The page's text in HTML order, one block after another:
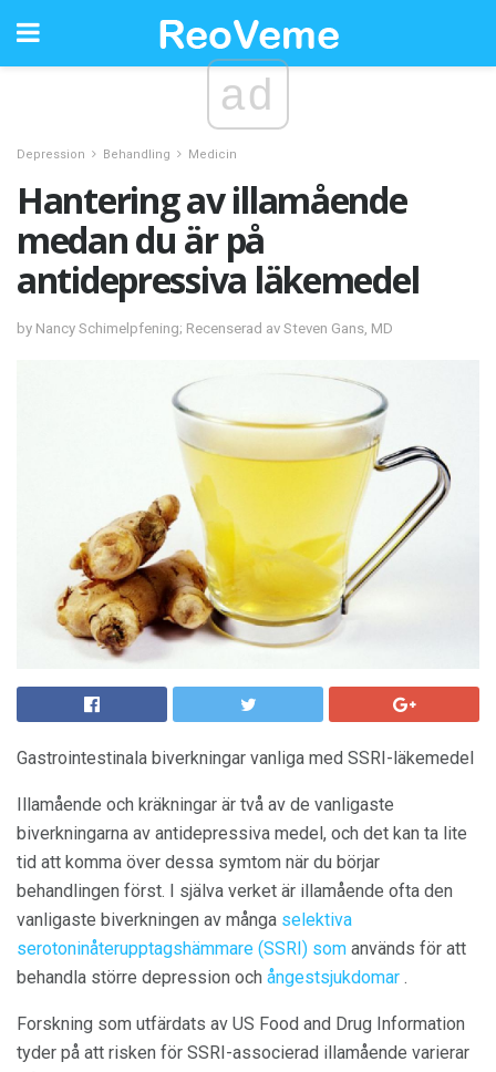
ad
Depression Behandling Medicin
Hantering av illamående
medan du är på
antidepressiva läkemedel
by Nancy Schimelpfening; Recenserad av Steven Gans, MD
Gastrointestinala biverkningar vanliga med SSRI-läkemedel
Illamående och kräkningar är två av de vanligaste
biverkningarna av antidepressiva medel, och det kan ta lite
tid att komma över dessa symtom när du börjar
behandlingen först. I själva verket är illamående ofta den
vanligaste biverkningen av många selektiva
serotoninåterupptagshämmare (SSRI) som används för att
behandla större depression och ångestsjukdomar .
Forskning som utfärdats av US Food and Drug Information
tyder på att risken för SSRI-associerad illamående varierar